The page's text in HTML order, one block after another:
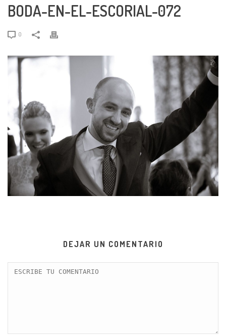
BODA-EN-EL-ESCORIAL-072
0
DEJAR UN COMENTARIO